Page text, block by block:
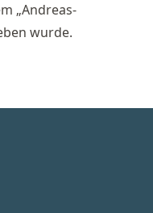
„An­dre­as-
wur­de.